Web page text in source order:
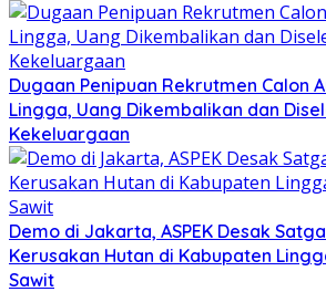
Dugaan Penipuan Rekrutmen Calon
Lingga, Uang Dikembalikan dan
Kekeluargaan
Demo di Jakarta, ASPEK Desak
Kerusakan Hutan di Kabupaten
Sawit